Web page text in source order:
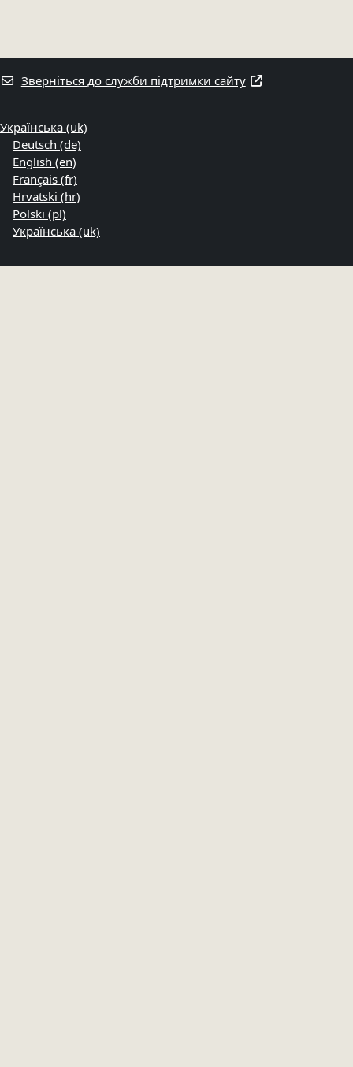
Зверніться до служби підтримки сайту
Українська ‎(uk)‎
Deutsch ‎(de)‎
English ‎(en)‎
Français ‎(fr)‎
Hrvatski ‎(hr)‎
Polski ‎(pl)‎
Українська ‎(uk)‎